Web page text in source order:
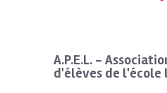
A.P.E.L. -
d'élèves de l'école